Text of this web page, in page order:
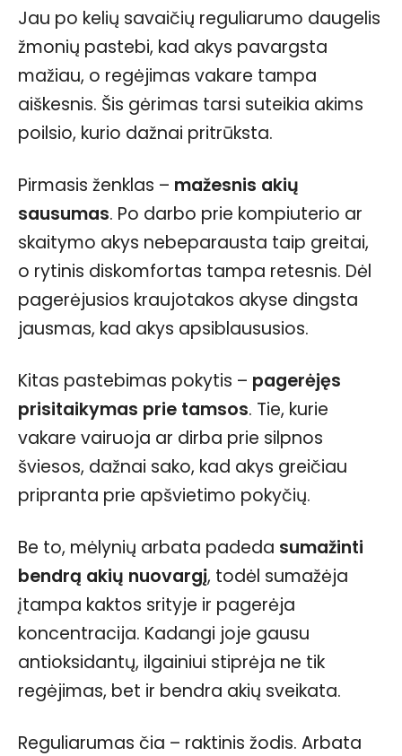
Jau po kelių savaičių reguliarumo daugelis
žmonių pastebi, kad akys pavargsta
mažiau, o regėjimas vakare tampa
aiškesnis. Šis gėrimas tarsi suteikia akims
poilsio, kurio dažnai pritrūksta.
Pirmasis ženklas – mažesnis akių
sausumas. Po darbo prie kompiuterio ar
skaitymo akys nebeparausta taip greitai,
o rytinis diskomfortas tampa retesnis. Dėl
pagerėjusios kraujotakos akyse dingsta
jausmas, kad akys apsiblaususios.
Kitas pastebimas pokytis – pagerėjęs
prisitaikymas prie tamsos. Tie, kurie
vakare vairuoja ar dirba prie silpnos
šviesos, dažnai sako, kad akys greičiau
pripranta prie apšvietimo pokyčių.
Be to, mėlynių arbata padeda sumažinti
bendrą akių nuovargį, todėl sumažėja
įtampa kaktos srityje ir pagerėja
koncentracija. Kadangi joje gausu
antioksidantų, ilgainiui stiprėja ne tik
regėjimas, bet ir bendra akių sveikata.
Reguliarumas čia – raktinis žodis. Arbata